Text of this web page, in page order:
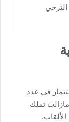
في عدد
مازالت تملك